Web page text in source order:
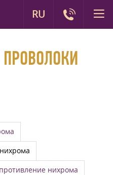
нихрома
RU